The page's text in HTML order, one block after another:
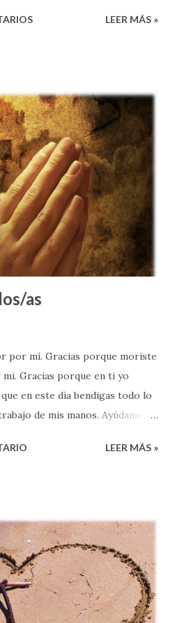
este pasaje de la Biblia, me
padre, yo tendría
muchas situaciones difíciles
QUE EVITAR. El me dijo:
antes de actuar - pues tendrás
de tus decisiones; se
el bien que sabes hay que
procurando un estilo de
su corto momento de
LEER MÁS »
as
por mí. Gracias porque moriste
Gracias porque en ti yo
en este día bendigas todo lo
de mis manos. Ayúdame a
que me trata de hacer
hermosa, ¿verdad? De
decir, “se parece mucho a la
as, tal vez pensaron, “que
así”, pues pensamos que
si pudiéramos orar con
LEER MÁS »